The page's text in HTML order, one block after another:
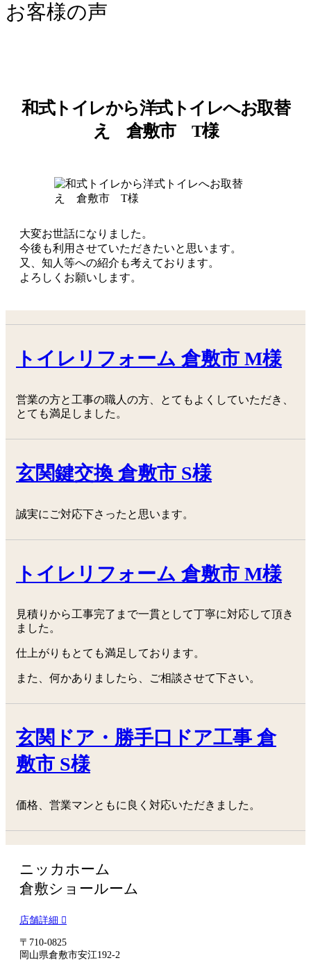
お客様の声
和式トイレから洋式トイレへお取替
え 倉敷市 T様
大変お世話になりました。
今後も利用させていただきたいと思います。
又、知人等への紹介も考えております。
よろしくお願いします。
トイレリフォーム 倉敷市 M様
営業の方と工事の職人の方、とてもよくしていただき、
とても満足しました。
玄関鍵交換 倉敷市 S様
誠実にご対応下さったと思います。
トイレリフォーム 倉敷市 M様
見積りから工事完了まで一貫として丁寧に対応して頂き
ました。
仕上がりもとても満足しております。
また、何かありましたら、ご相談させて下さい。
玄関ドア・勝手口ドア工事 倉
敷市 S様
価格、営業マンともに良く対応いただきました。
ニッカホーム
倉敷ショールーム
店舗詳細
〒710-0825
岡山県倉敷市安江192-2